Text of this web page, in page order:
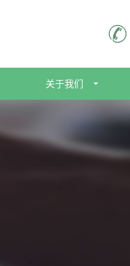
关于我们